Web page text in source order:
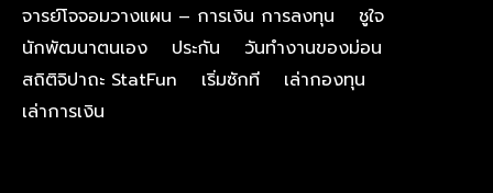
จารย์โจจอมวางแผน – การเงิน การลงทุน
ชูใจ
นักพัฒนาตนเอง
ประกัน
วันทำงานของม่อน
สถิติจิปาถะ StatFun
เริ่มซักที
เล่ากองทุน
เล่าการเงิน